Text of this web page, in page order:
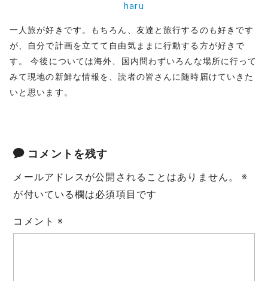
k
haru
一人旅が好きです。もちろん、友達と旅行するのも好きです
が、自分で計画を立てて自由気ままに行動する方が好きで
す。 今後については海外、国内問わずいろんな場所に行って
みて現地の新鮮な情報を、読者の皆さんに随時届けていきた
いと思います。
コメントを残す
メールアドレスが公開されることはありません。
※
が付いている欄は必須項目です
コメント※